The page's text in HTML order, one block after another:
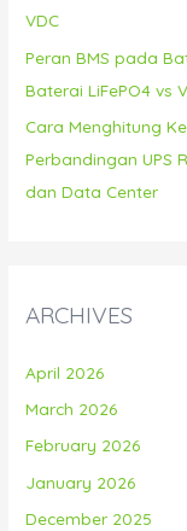
VDC
Peran BMS pada
Baterai LiFePO4 vs
Cara Menghitung
Perbandingan UPS
dan Data Center
ARCHIVES
April 2026
March 2026
February 2026
January 2026
December 2025